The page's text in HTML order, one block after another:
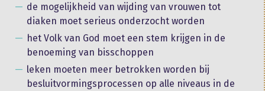
de mogelijkheid van wijding van vrouwen tot
diaken moet serieus onderzocht worden
het Volk van God moet een stem krijgen in de
benoeming van bisschoppen
leken moeten meer betrokken worden bij
besluitvormingsprocessen op alle niveaus in de